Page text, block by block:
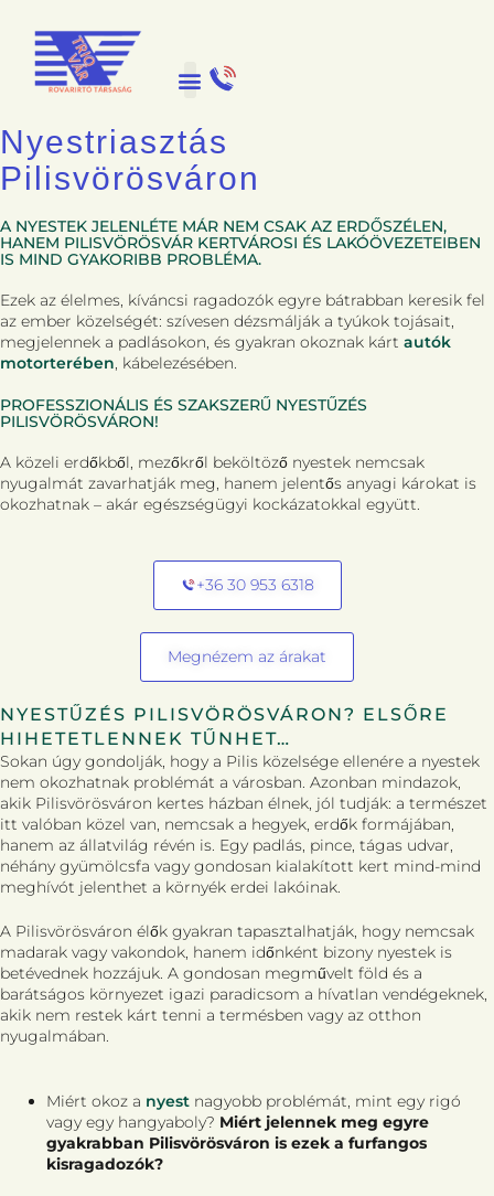
Nyestriasztás
Pilisvörösváron
A NYESTEK JELENLÉTE MÁR NEM CSAK AZ ERDŐSZÉLEN,
HANEM PILISVÖRÖSVÁR KERTVÁROSI ÉS LAKÓÖVEZETEIBEN
IS MIND GYAKORIBB PROBLÉMA.
Ezek az élelmes, kíváncsi ragadozók egyre bátrabban keresik fel
az ember közelségét: szívesen dézsmálják a tyúkok tojásait,
megjelennek a padlásokon, és gyakran okoznak kárt autók
motorterében, kábelezésében.
PROFESSZIONÁLIS ÉS SZAKSZERŰ NYESTŰZÉS
PILISVÖRÖSVÁRON!
A közeli erdőkből, mezőkről beköltöző nyestek nemcsak
nyugalmát zavarhatják meg, hanem jelentős anyagi károkat is
okozhatnak – akár egészségügyi kockázatokkal együtt.
+36 30 953 6318
Megnézem az árakat
NYESTŰZÉS PILISVÖRÖSVÁRON? ELSŐRE
HIHETETLENNEK TŰNHET…
Sokan úgy gondolják, hogy a Pilis közelsége ellenére a nyestek
nem okozhatnak problémát a városban. Azonban mindazok,
akik Pilisvörösváron kertes házban élnek, jól tudják: a természet
itt valóban közel van, nemcsak a hegyek, erdők formájában,
hanem az állatvilág révén is. Egy padlás, pince, tágas udvar,
néhány gyümölcsfa vagy gondosan kialakított kert mind-mind
meghívót jelenthet a környék erdei lakóinak.
A Pilisvörösváron élők gyakran tapasztalhatják, hogy nemcsak
madarak vagy vakondok, hanem időnként bizony nyestek is
betévednek hozzájuk. A gondosan megművelt föld és a
barátságos környezet igazi paradicsom a hívatlan vendégeknek,
akik nem restek kárt tenni a termésben vagy az otthon
nyugalmában.
Miért okoz a nyest nagyobb problémát, mint egy rigó
vagy egy hangyaboly? Miért jelennek meg egyre
gyakrabban Pilisvörösváron is ezek a furfangos
kisragadozók?